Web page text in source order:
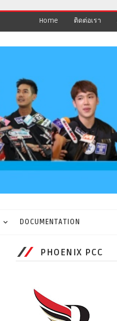
Home ติดต่อเรา
DOCUMENTATION
PHOENIX PCC